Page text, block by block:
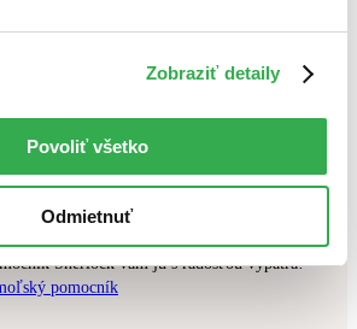
Zobraziť detaily
Povoliť všetko
Odmietnuť
výraz.
Sherlock vám ju s radosťou vypátra!
pomocník